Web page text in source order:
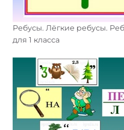
Ребусы. Лёгкие ребусы.
для 1 класса